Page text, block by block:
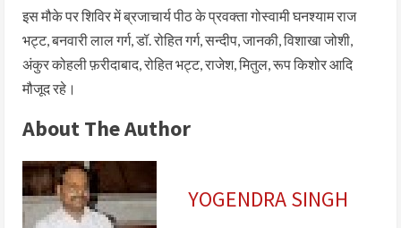
इस मौके पर शिविर में ब्रजाचार्य पीठ के प्रवक्ता गोस्वामी घनश्याम राज
भट्ट, बनवारी लाल गर्ग, डॉ. रोहित गर्ग, सन्दीप, जानकी, विशाखा जोशी,
अंकुर कोहली फ़रीदाबाद, रोहित भट्ट, राजेश, मितुल, रूप किशोर आदि
मौजूद रहे।
About The Author
YOGENDRA SINGH